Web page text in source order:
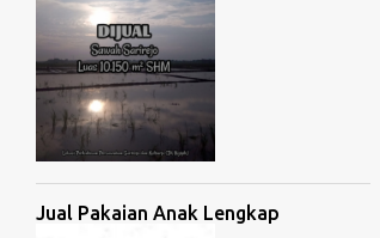
Jual Pakaian Anak Lengkap